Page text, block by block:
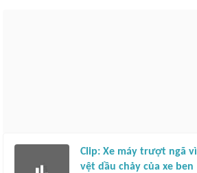
Clip: Xe máy trượt ngã vì
vệt dầu chảy của xe ben